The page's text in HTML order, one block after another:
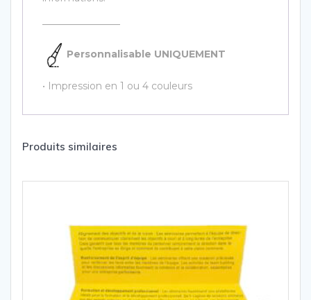
————————
Personnalisable UNIQUEMENT
• Impression en 1 ou 4 couleurs
Produits similaires